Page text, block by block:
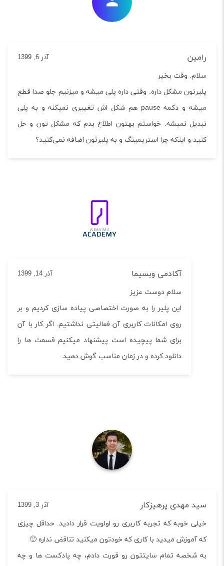
وقت بخیر
مشکل داره. وقتی داره پلی میشه و میزنیم جلو صدا قطع
میشه و دکمه pause هم شکل اش تغییری نمیکنه و به پلی
نمیشه. خواستم بهتون اطلاع بدم که مشکل تون و حل
و اینکه چرا استریمینگ و به پلیرتون اضافه نمی‌کنید؟
آکادمی وبسیما
سلام دوست عزیز
این پلیر را به صورت اختصاصی پیاده سازی کردیم و بر
روی امکانات کاربری آن فعالیتی نداشتیم. اگر کار با آن
برای شما پیچیده است پیشنهاد میکنیم قسمت ها را
دانلود کرده و در زمان مناسب گوش دهید.
مهدی پرهیزکار
خوبه که تجربه کاربری رو اولویت قرار دادید. حداقل چیزی
میدید با کاری که خودتون میکنید تناقض نداره 🙂
تمام سایتتون رو قورت دادم، چه پادکست ها و چه